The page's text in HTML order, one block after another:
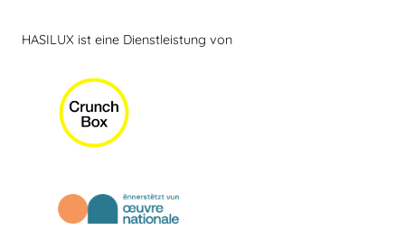
HASILUX ist eine Dienstleistung von